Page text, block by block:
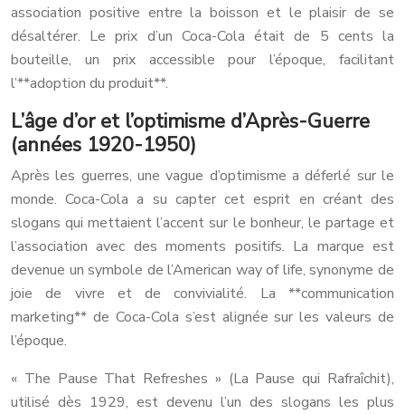
association positive entre la boisson et le plaisir de se
désaltérer. Le prix d’un Coca-Cola était de 5 cents la
bouteille, un prix accessible pour l’époque, facilitant
l’**adoption du produit**.
L’âge d’or et l’optimisme d’Après-Guerre
(années 1920-1950)
Après les guerres, une vague d’optimisme a déferlé sur le
monde. Coca-Cola a su capter cet esprit en créant des
slogans qui mettaient l’accent sur le bonheur, le partage et
l’association avec des moments positifs. La marque est
devenue un symbole de l’American way of life, synonyme de
joie de vivre et de convivialité. La **communication
marketing** de Coca-Cola s’est alignée sur les valeurs de
l’époque.
« The Pause That Refreshes » (La Pause qui Rafraîchit),
utilisé dès 1929, est devenu l’un des slogans les plus